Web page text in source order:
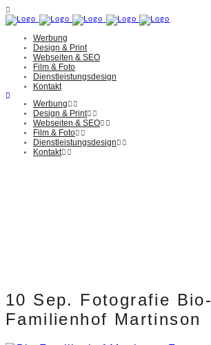
Werbung
Design & Print
Webseiten & SEO
Film & Foto
Dienstleistungsdesign
Kontakt
Werbung
Design & Print
Webseiten & SEO
Film & Foto
Dienstleistungsdesign
Kontakt
10 Sep. Fotografie Bio-
Familienhof Martinson